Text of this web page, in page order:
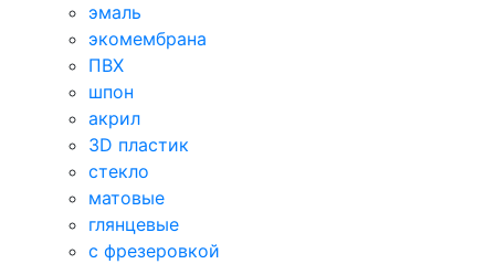
эмаль
экомембрана
ПВХ
шпон
акрил
3D пластик
стекло
матовые
глянцевые
с фрезеровкой